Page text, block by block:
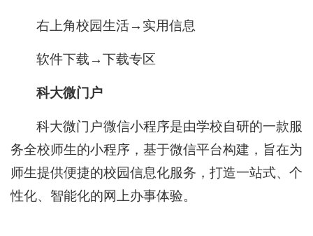
右上角校园生活→实用信息
软件下载→下载专区
科大微门户
科大微门户微信小程序是由学校自研的一款服
务全校师生的小程序，基于微信平台构建，旨在为
师生提供便捷的校园信息化服务，打造一站式、个
性化、智能化的网上办事体验。